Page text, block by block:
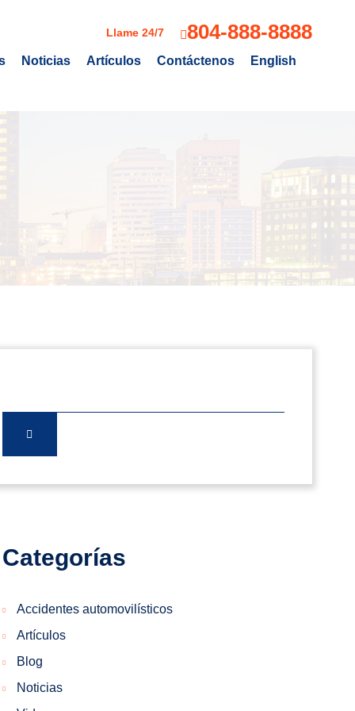
Llame 24/7 804-888-8888
Noticias Artículos Contáctenos English
Categorías
Accidentes automovilísticos
Artículos
Blog
Noticias